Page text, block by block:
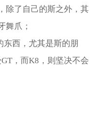
除了自己的斯之外，其
舞爪；
东西，尤其是斯的朋
，而K8，则坚决不会